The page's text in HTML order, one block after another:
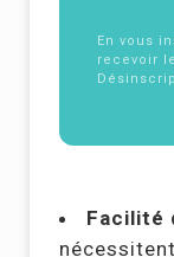
En vous
recevoir
Facilité